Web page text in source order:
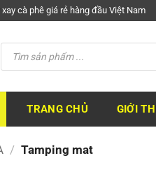
cà phê giá rẻ hàng đầu Việt Nam
Tìm
kiếm
TRANG CHỦ GIỚI
/ Tamping mat